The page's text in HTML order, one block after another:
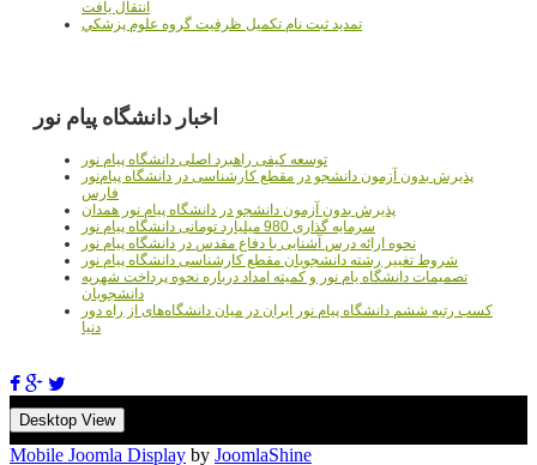
انتقال يافت
تمديد ثبت نام تکميل ظرفيت گروه علوم پزشکي
اخبار دانشگاه پیام نور
توسعه کیفی راهبرد اصلی دانشگاه پیام نور
پذیرش بدون آزمون دانشجو در مقطع کارشناسی در دانشگاه پیام‌نور
فارس
پذیرش بدون آزمون دانشجو در دانشگاه پیام نور همدان
سرمایه گذاری 980 میلیارد تومانی دانشگاه پیام نور
نحوه ارائه درس آشنایی با دفاع مقدس در دانشگاه پیام نور
شروط تغییر رشته دانشجویان مقطع کارشناسی دانشگاه پیام نور
تصمیمات دانشگاه یام نور و کمیته امداد درباره نحوه پرداخت شهریه
دانشجویان
کسب رتبه ششم دانشگاه پیام نور ایران در میان دانشگاه‌های از راه دور
دنیا
Desktop View
Mobile Joomla Display by JoomlaShine